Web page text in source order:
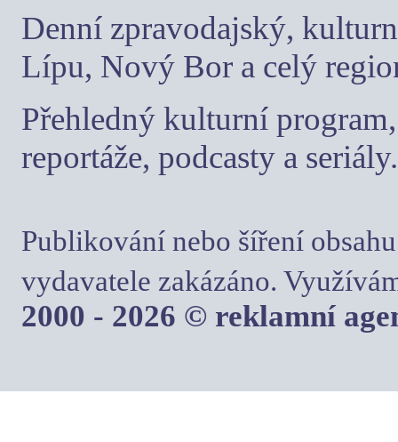
Denní zpravodajský,
Lípu, Nový Bor a celý
Přehledný kulturní
reportáže, podcasty a seriály.
Publikování nebo šíření
vydavatele zakázáno.
2000 - 2026 © reklamní